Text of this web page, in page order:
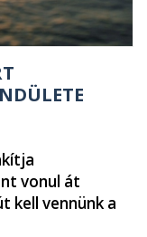
vonul át
kell vennünk a